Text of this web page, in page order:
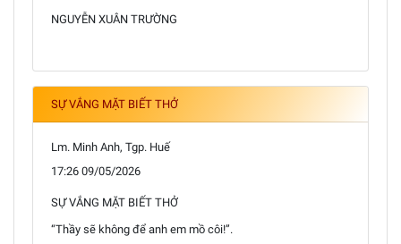
NGUYỄN XUÂN TRƯỜNG
SỰ VẮNG MẶT BIẾT THỞ
Lm. Minh Anh, Tgp. Huế
17:26 09/05/2026
SỰ VẮNG MẶT BIẾT THỞ
“Thầy sẽ không để anh em mồ côi!”.